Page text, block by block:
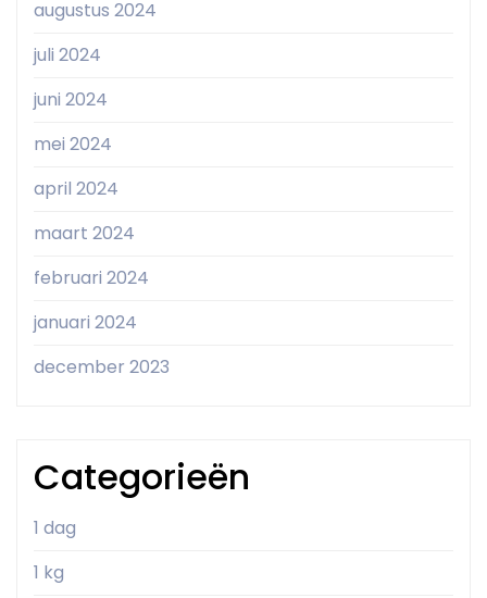
augustus 2024
juli 2024
juni 2024
mei 2024
april 2024
maart 2024
februari 2024
januari 2024
december 2023
Categorieën
1 dag
1 kg